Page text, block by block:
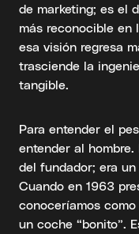
de marketing; es el
más reconocible en
esa visión regresa
trasciende la
tangible.
Para entender el
entender al
del fundador; era
Cuando en 1963
conoceríamos
un coche “bonito”.